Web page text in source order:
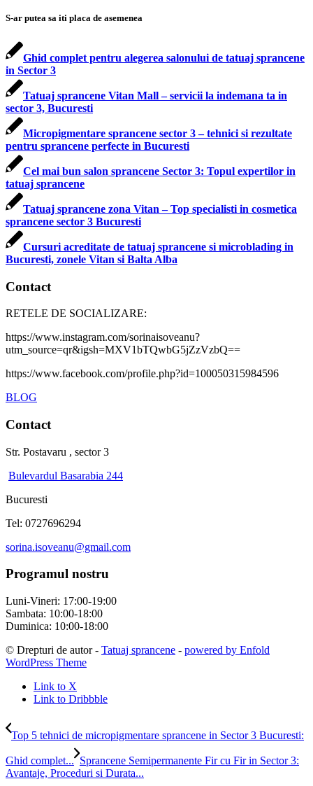
S-ar putea sa iti placa de asemenea
Ghid complet pentru alegerea salonului de tatuaj sprancene
in Sector 3
Tatuaj sprancene Vitan Mall – servicii la indemana ta in
sector 3, Bucuresti
Micropigmentare sprancene sector 3 – tehnici si rezultate
pentru sprancene perfecte in Bucuresti
Cel mai bun salon sprancene Sector 3: Topul expertilor in
tatuaj sprancene
Tatuaj sprancene zona Vitan – Top specialisti in cosmetica
sprancene sector 3 Bucuresti
Cursuri acreditate de tatuaj sprancene si microblading in
Bucuresti, zonele Vitan si Balta Alba
Contact
RETELE DE SOCIALIZARE:
https://www.instagram.com/sorinaisoveanu?
utm_source=qr&igsh=MXV1bTQwbG5jZzVzbQ==
https://www.facebook.com/profile.php?id=100050315984596
BLOG
Contact
Str. Postavaru , sector 3
Bulevardul Basarabia 244
Bucuresti
Tel: 0727696294
sorina.isoveanu@gmail.com
Programul nostru
Luni-Vineri: 17:00-19:00
Sambata: 10:00-18:00
Duminica: 10:00-18:00
© Drepturi de autor - Tatuaj sprancene - powered by Enfold
WordPress Theme
Link to X
Link to Dribbble
Top 5 tehnici de micropigmentare sprancene in Sector 3 Bucuresti:
Ghid complet... Sprancene Semipermanente Fir cu Fir in Sector 3:
Avantaje, Proceduri si Durata...